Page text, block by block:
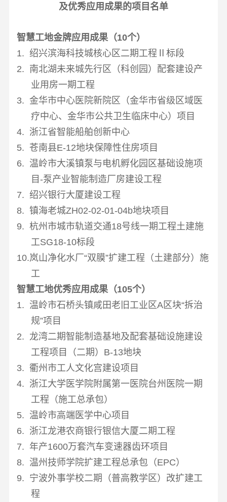
及优秀应用成果的项目名单
智慧工地金牌应用成果（10个）
1. 绍兴滨海科技城核心区二期工程Ⅱ标段
2. 南北湖未来城先行区（科创园）配套建设产
业用房一期工程
3. 金华市中心医院新院区（金华市省级区域医
疗中心、金华市公共卫生临床中心）项目
4. 浙江省智能船舶创新中心
5. 苍南县E-12地块保障性住房项目
6. 温岭市大溪镇泵与电机孵化园区基础设施项
目-泵产业智能制造厂房建设工程
7. 绍兴银行大厦建设工程
8. 镇海老城ZH02-02-01-04b地块项目
9. 杭州市城市轨道交通18号线一期工程土建施
工SG18-10标段
10.岚山净化水厂“双膜”扩建工程（土建部分）施
工
智慧工地优秀应用成果（105个）
1. 温岭市石桥头镇咸田老旧工业区A区块“拆治
规”项目
2. 龙湾二期智能制造基地及配套基础设施建设
工程项目（二期） B-13地块
3. 衢州市工人文化宫建设项目
4. 浙江大学医学院附属第一医院台州医院一期
工程（施工总承包）
5. 温岭市高端医学中心项目
6. 浙江龙港农商银行银信大厦二期工程
7. 年产1600万套汽车变速器齿环项目
8. 温州技师学院扩建工程总承包（EPC）
9. 宁波外事学校二期（普高教学区）改扩建工
程